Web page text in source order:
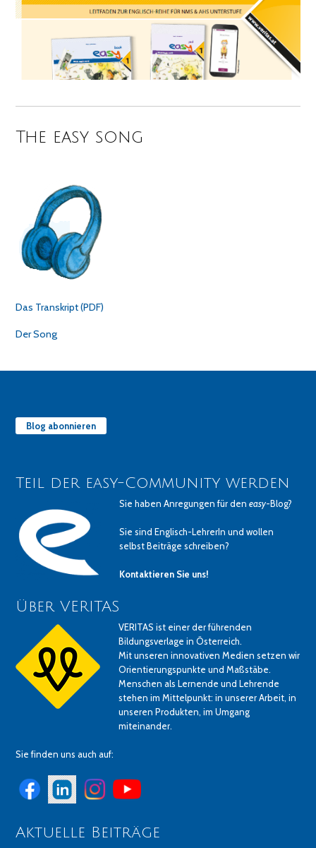
The easy song
Das Transkript (PDF)
Der Song
Blog abonnieren
Teil der easy-Community werden
Sie haben Anregungen für deneasy-Blog?
Sie sind Englisch-LehrerIn und wollen
selbst Beiträge schreiben?
Kontaktieren Sie uns!
Über VERITAS
VERITAS ist einer der führenden
Bildungsverlage in Österreich.
Mit unseren innovativen Medien setzen wir
Orientierungspunkte und Maßstäbe.
Menschen als Lernende und Lehrende
stehen im Mittelpunkt: in unserer Arbeit, in
unseren Produkten, im Umgang
miteinander.
Sie finden uns auch auf:
Aktuelle Beiträge